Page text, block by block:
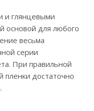
и глянцевыми
основой для любого
весьма
серии
При правильной
пленки достаточно